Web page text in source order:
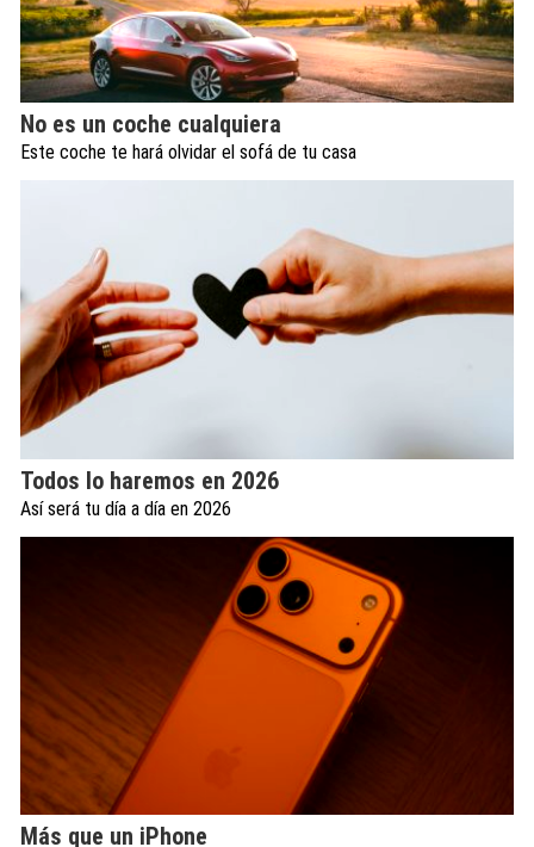
No es un coche cualquiera
Este coche te hará olvidar el sofá de tu casa
Todos lo haremos en 2026
Así será tu día a día en 2026
Más que un iPhone